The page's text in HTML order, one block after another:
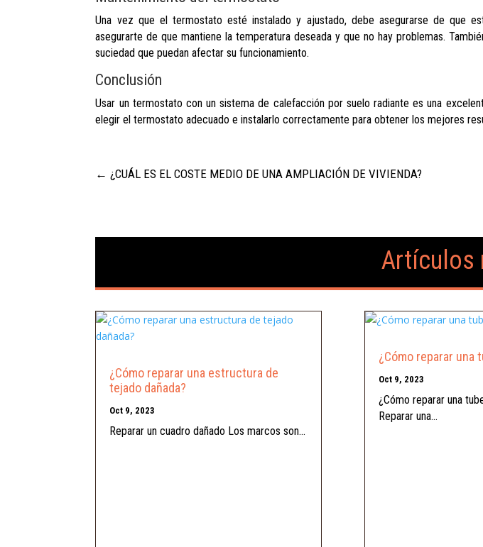
Una vez que el termostato esté instalado y ajustado, debe asegurarse de que
asegurarte de que mantiene la temperatura deseada y que no hay problemas.
suciedad que puedan afectar su funcionamiento.
Conclusión
Usar un termostato con un sistema de calefacción por suelo radiante es una
elegir el termostato adecuado e instalarlo correctamente para obtener los mejores
←¿CUÁL ES EL COSTE MEDIO DE UNA AMPLIACIÓN DE VIVIENDA?
Artículos
¿Cómo reparar una estructura de
tejado dañada?
Oct 9, 2023
Reparar un cuadro dañado Los marcos son...
¿Cómo reparar una
Oct 9, 2023
¿Cómo reparar una
Reparar una...